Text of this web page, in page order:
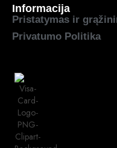
Informacija
Pristatymas ir
Privatumo Politika